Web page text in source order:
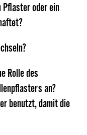
Pflaster oder ein
Rolle des
an?
benutzt, damit die